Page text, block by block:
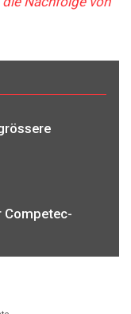
Competec-